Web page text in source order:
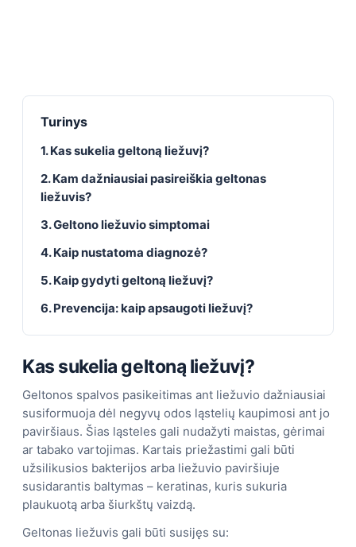
Turinys
1. Kas sukelia geltoną liežuvį?
2. Kam dažniausiai pasireiškia geltonas
liežuvis?
3. Geltono liežuvio simptomai
4. Kaip nustatoma diagnozė?
5. Kaip gydyti geltoną liežuvį?
6. Prevencija: kaip apsaugoti liežuvį?
Kas sukelia geltoną liežuvį?
Geltonos spalvos pasikeitimas ant liežuvio dažniausiai
susiformuoja dėl negyvų odos ląstelių kaupimosi ant jo
paviršiaus. Šias ląsteles gali nudažyti maistas, gėrimai
ar tabako vartojimas. Kartais priežastimi gali būti
užsilikusios bakterijos arba liežuvio paviršiuje
susidarantis baltymas – keratinas, kuris sukuria
plaukuotą arba šiurkštų vaizdą.
Geltonas liežuvis gali būti susijęs su: